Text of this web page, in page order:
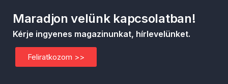
Maradjon velünk kapcsolatban!
Kérje ingyenes magazinunkat, hírlevelünket.
Feliratkozom >>